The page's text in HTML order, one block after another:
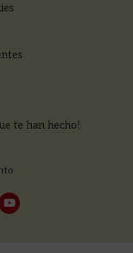
te han hecho!